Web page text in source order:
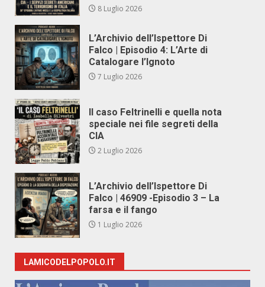
8 Luglio 2026
L’Archivio dell’Ispettore Di
Falco | Episodio 4: L’Arte di
Catalogare l’Ignoto
7 Luglio 2026
Il caso Feltrinelli e quella nota
speciale nei file segreti della
CIA
2 Luglio 2026
L’Archivio dell’Ispettore Di
Falco | 46909 -Episodio 3 – La
farsa e il fango
1 Luglio 2026
LAMICODELPOPOLO.IT